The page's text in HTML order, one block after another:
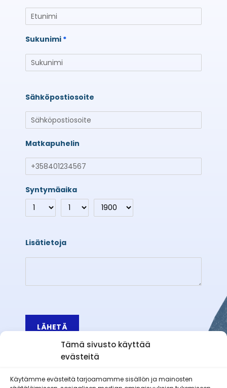
Tämä sivusto käyttää
evästeitä
Käytämme evästeitä tarjoamamme sisällön ja mainosten
Sukunimi
Sähköpostiosoite
Matkapuhelin
Syntymäaika
Lisätietoja
LÄHETÄ